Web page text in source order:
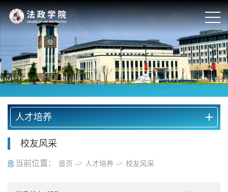
人才培养
校友风采
当前位置： 首页 -> 人才培养 -> 校友风采